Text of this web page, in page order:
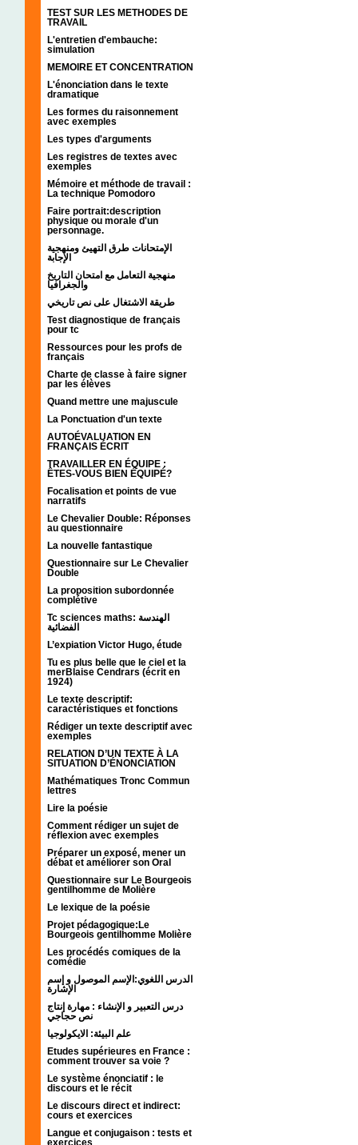
TEST SUR LES METHODES DE
TRAVAIL
L'entretien d'embauche:
simulation
MEMOIRE ET CONCENTRATION
L'énonciation dans le texte
dramatique
Les formes du raisonnement
avec exemples
Les types d'arguments
Les registres de textes avec
exemples
Mémoire et méthode de travail :
La technique Pomodoro
Faire portrait:description
physique ou morale d'un
personnage.
الإمتحانات طرق التهيئ ومنهجية
الإجابة
منهجية التعامل مع امتحان التاريخ
والجغرافيا
طريقة الاشتغال على نص تاريخي
Test diagnostique de français
pour tc
Ressources pour les profs de
français
Charte de classe à faire signer
par les élèves
Quand mettre une majuscule
La Ponctuation d'un texte
AUTOÉVALUATION EN
FRANÇAIS ÉCRIT
TRAVAILLER EN ÉQUIPE :
ÊTES-VOUS BIEN ÉQUIPÉ?
Focalisation et points de vue
narratifs
Le Chevalier Double: Réponses
au questionnaire
La nouvelle fantastique
Questionnaire sur Le Chevalier
Double
La proposition subordonnée
complétive
Tc sciences maths: الهندسة
الفضائية
L’expiation Victor Hugo, étude
Tu es plus belle que le ciel et la
merBlaise Cendrars (écrit en
1924)
Le texte descriptif:
caractéristiques et fonctions
Rédiger un texte descriptif avec
exemples
RELATION D’UN TEXTE À LA
SITUATION D’ÉNONCIATION
Mathématiques Tronc Commun
lettres
Lire la poésie
Comment rédiger un sujet de
réflexion avec exemples
Préparer un exposé, mener un
débat et améliorer son Oral
Questionnaire sur Le Bourgeois
gentilhomme de Molière
Le lexique de la poésie
Projet pédagogique:Le
Bourgeois gentilhomme Molière
Les procédés comiques de la
comédie
الدرس اللغوي:الإسم الموصول و إسم
الإشارة
درس التعبير و الإنشاء : مهارة إنتاج
نص حجاجي
علم البيئة: الايكولوجيا
Etudes supérieures en France :
comment trouver sa voie ?
Le système énonciatif : le
discours et le récit
Le discours direct et indirect:
cours et exercices
Langue et conjugaison : tests et
exercices